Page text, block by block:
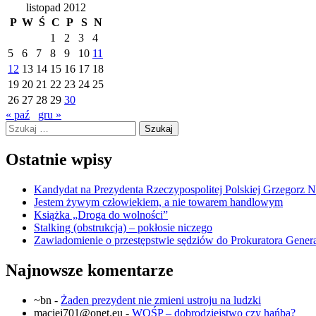
listopad 2012
P W Ś C P S N
1
2 3
4
5
6 7 8 9 10 11
12 13 14 15 16 17 18
19 20 21 22 23 24 25
26 27 28 29 30
« paź
gru »
Szukaj:
Ostatnie wpisy
Kandydat na Prezydenta Rzeczypospolitej Polskiej Grzegorz
Jestem żywym człowiekiem, a nie towarem handlowym
Książka „Droga do wolności”
Stalking (obstrukcja) – pokłosie niczego
Zawiadomienie o przestępstwie sędziów do Prokuratora
Najnowsze komentarze
~bn - Żaden prezydent nie zmieni ustroju na ludzki
maciej701@onet.eu - WOŚP – dobrodziejstwo czy hańba?